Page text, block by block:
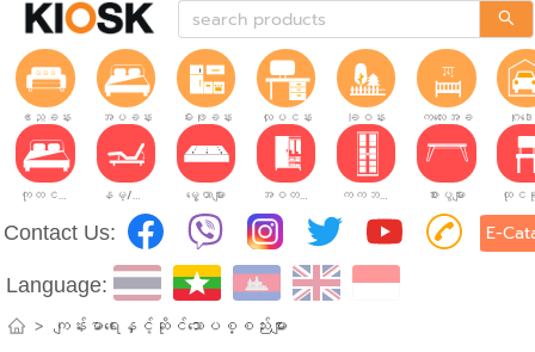
ဧည့်ခန်း အိပ်ခန်း မီးဖိုခန်း လုပ်ငန်းခွင် ခြံဝန်း ကလေးအခန်း ဂိုဒ
ကုတင်များ နိမ့်/မြင့်ချိန်ညှိနိုင်သော ကုတင်များ မွေ့ယာများ အဝတ်အစားဗီဒိုများ ကက်ဘိနက်ဗီဒိုများ စားပွဲများ
Contact Us: E-
Language:
> ကျန်းမာရေးနှင့်ဆိုင်သောပစ္စည်းများ